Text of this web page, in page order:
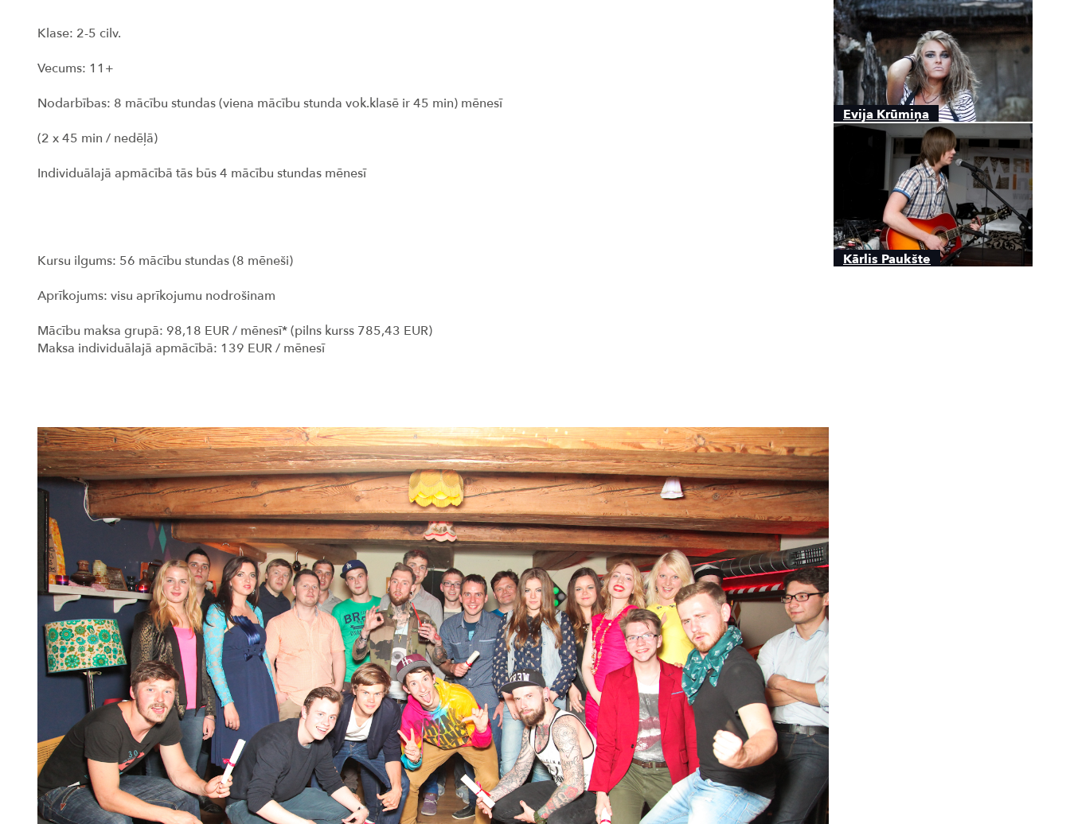
Klase: 2-5 cilv.
Vecums: 11+
Nodarbības: 8 mācību stundas (viena mācību stunda vok.klasē ir 45 min) mēnesī
(2 x 45 min / nedēļā)
Individuālajā apmācībā tās būs 4 mācību stundas mēnesī
Kursu ilgums: 56 mācību stundas (8 mēneši)
Aprīkojums: visu aprīkojumu nodrošinam
Mācību maksa grupā: 98,18 EUR / mēnesī* (pilns kurss 785,43 EUR)
Maksa individuālajā apmācībā: 139 EUR / mēnesī
Evija Krūmiņa
Kārlis Paukšte